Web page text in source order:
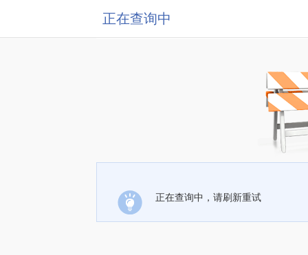
正在查询中
正在查询中，请刷新重试